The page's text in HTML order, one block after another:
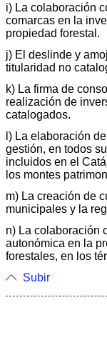
i) La colaboración
comarcas en la
propiedad forestal.
j) El deslinde y
titularidad no
k) La firma de
realización de
catalogados.
l) La elaboración
gestión, en todos
incluidos en el
los montes
m) La creación de
municipales y la
n) La colaboración
autonómica en la
forestales, en los
Subir